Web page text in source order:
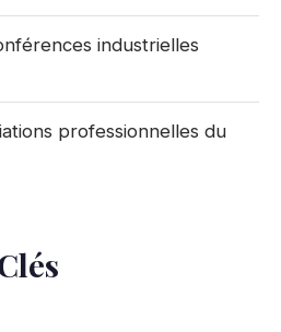
industrielles
professionnelles du